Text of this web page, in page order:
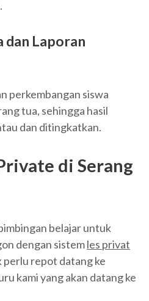
dan Laporan
perkembangan siswa
tua, sehingga hasil
dan ditingkatkan.
di Serang
belajar untuk
dengan sistemles privat
perlu repot datang ke
kami yang akan datang ke